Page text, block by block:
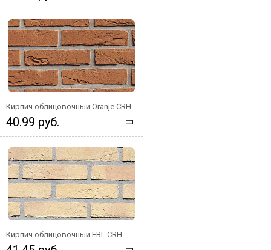
Кирпич облицовочный Oranje CRH
40.99 руб.
Кирпич облицовочный FBL CRH